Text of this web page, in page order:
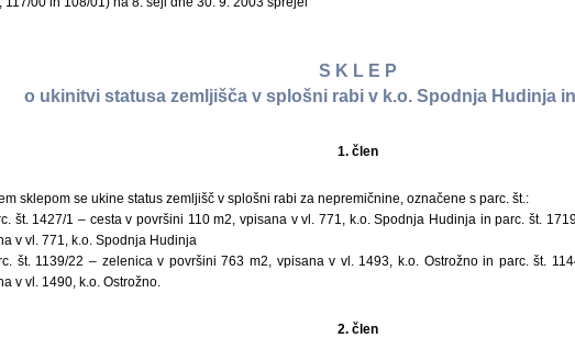
S K L E P
o ukinitvi statusa zemljišča v splošni rabi v k.o. Spodnja Hudinja
1. člen
sklepom se ukine status zemljišč v splošni rabi za nepremičnine, označene s parc. št.:
št. 1427/1 – cesta v površini 110 m2, vpisana v vl. 771, k.o. Spodnja Hudinja in parc. št.
v vl. 771, k.o. Spodnja Hudinja
št. 1139/22 – zelenica v površini 763 m2, vpisana v vl. 1493, k.o. Ostrožno in parc. št.
v vl. 1490, k.o. Ostrožno.
2. člen